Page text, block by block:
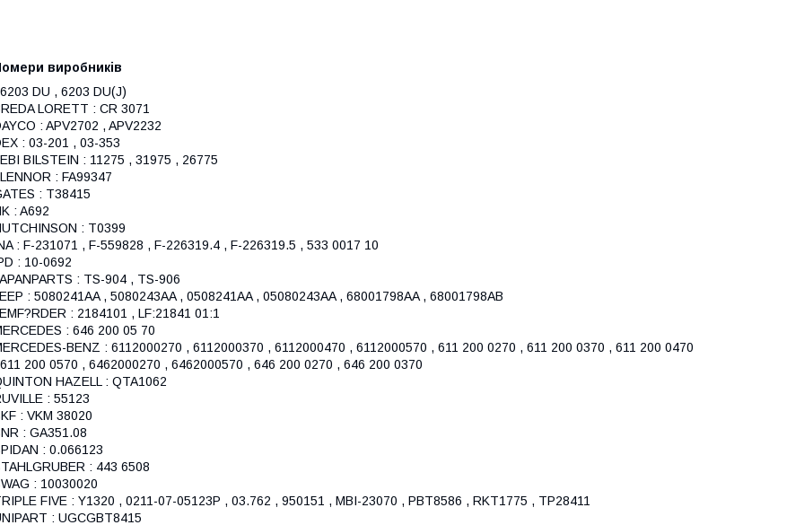
виробників
DU , 6203 DU(J)
LORETT : CR 3071
: APV2702 , APV2232
: 03-201 , 03-353
BILSTEIN : 11275 , 31975 , 26775
: FA99347
: T38415
: A692
: T0399
: F-231071 , F-559828 , F-226319.4 , F-226319.5 , 533 0017 10
: 10-0692
: TS-904 , TS-906
: 5080241AA , 5080243AA , 0508241AA , 05080243AA , 68001798AA , 68001798AB
: 2184101 , LF:21841 01:1
: 646 200 05 70
BENZ : 6112000270 , 6112000370 , 6112000470 , 6112000570 , 611 200 0270 , 611 200 0370 , 611 200 0470
200 0570 , 6462000270 , 6462000570 , 646 200 0270 , 646 200 0370
HAZELL : QTA1062
: 55123
: VKM 38020
: GA351.08
: 0.066123
: 443 6508
: 10030020
FIVE : Y1320 , 0211-07-05123P , 03.762 , 950151 , MBI-23070 , PBT8586 , RKT1775 , TP28411
: UGCGBT8415